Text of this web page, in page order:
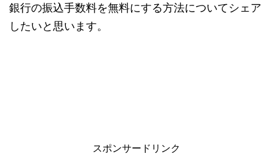
銀行の振込手数料を無料にする方法についてシェア
したいと思います。
スポンサードリンク